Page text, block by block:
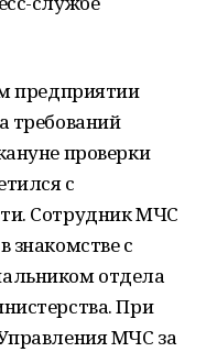
предприятии
требований
проверки
с
Сотрудник МЧС
знакомстве с
отдела
При
МЧС за